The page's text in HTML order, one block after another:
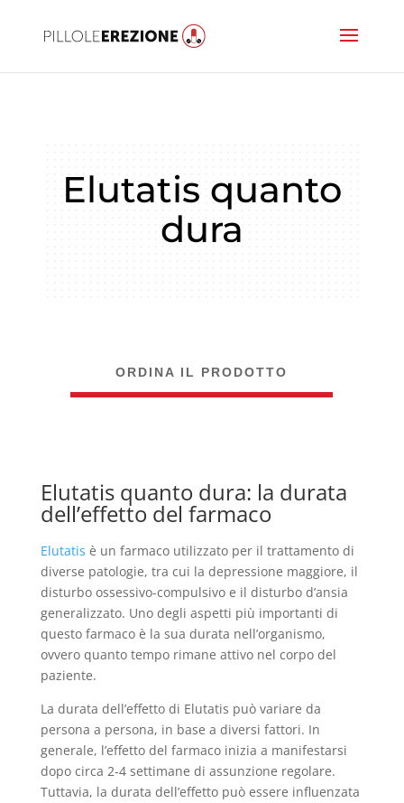
Elutatis quanto
dura
ORDINA IL PRODOTTO
Elutatis quanto dura: la durata
dell’effetto del farmaco
Elutatis è un farmaco utilizzato per il trattamento di
diverse patologie, tra cui la depressione maggiore, il
disturbo ossessivo-compulsivo e il disturbo d’ansia
generalizzato. Uno degli aspetti più importanti di
questo farmaco è la sua durata nell’organismo,
ovvero quanto tempo rimane attivo nel corpo del
paziente.
La durata dell’effetto di Elutatis può variare da
persona a persona, in base a diversi fattori. In
generale, l’effetto del farmaco inizia a manifestarsi
dopo circa 2-4 settimane di assunzione regolare.
Tuttavia, la durata dell’effetto può essere influenzata